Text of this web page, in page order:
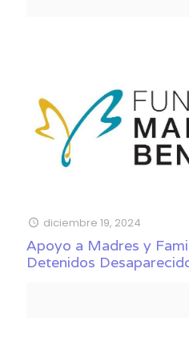
diciembre 19, 2024
Apoyo a Madres y
Detenidos